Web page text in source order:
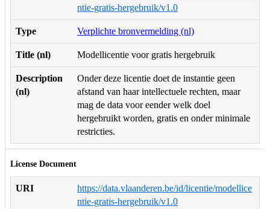
ntie-gratis-hergebruik/v1.0
Type Verplichte bronvermelding (nl)
Title (nl) Modellicentie voor gratis hergebruik
Description
(nl)
Onder deze licentie doet de instantie geen
afstand van haar intellectuele rechten, maar
mag de data voor eender welk doel
hergebruikt worden, gratis en onder minimale
restricties.
License Document
URI
https://data.vlaanderen.be/id/licentie/modellice
ntie-gratis-hergebruik/v1.0